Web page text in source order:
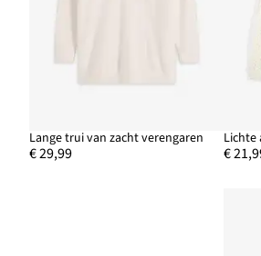
Lange trui van zacht verengaren
€ 29,99 €